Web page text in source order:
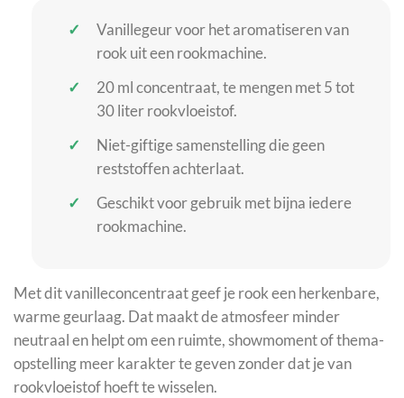
Vanillegeur voor het aromatiseren van
rook uit een rookmachine.
20 ml concentraat, te mengen met 5 tot
30 liter rookvloeistof.
Niet-giftige samenstelling die geen
reststoffen achterlaat.
Geschikt voor gebruik met bijna iedere
rookmachine.
Met dit vanilleconcentraat geef je rook een herkenbare,
warme geurlaag. Dat maakt de atmosfeer minder
neutraal en helpt om een ruimte, showmoment of thema-
opstelling meer karakter te geven zonder dat je van
rookvloeistof hoeft te wisselen.